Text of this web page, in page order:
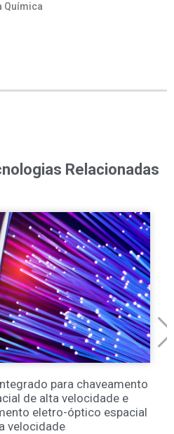
Química
Relacionadas
para chaveamento
de alta velocidade e
eletro-óptico espacial
velocidade